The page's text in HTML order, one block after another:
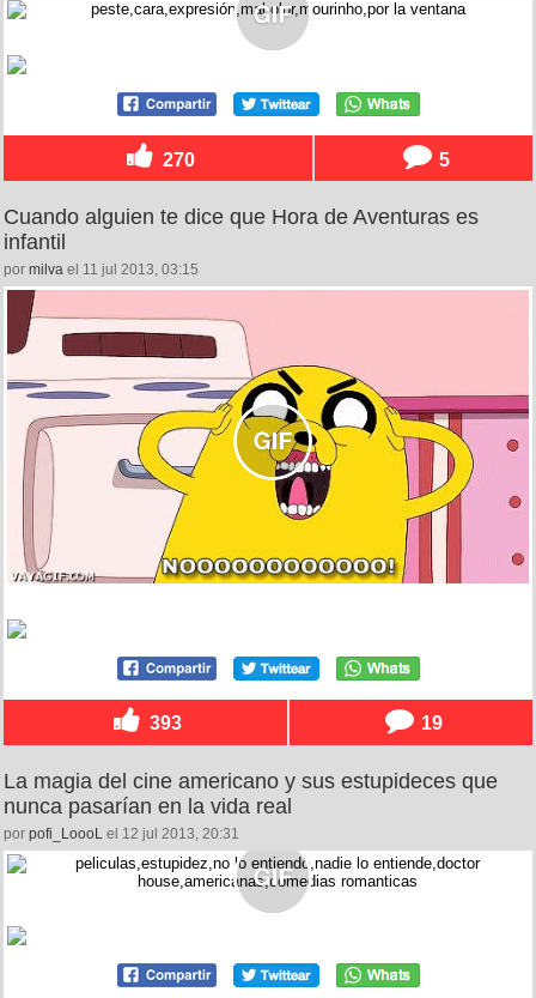
270 5
Cuando alguien te dice que Hora de Aventuras es
infantil
por milva el 11 jul 2013, 03:15
393 19
La magia del cine americano y sus estupideces que
nunca pasarían en la vida real
por pofi_LoooL el 12 jul 2013, 20:31